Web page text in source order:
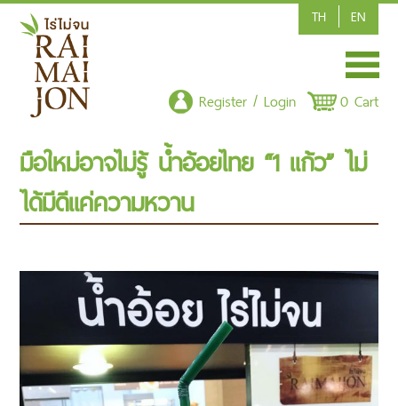
EN
TH
HOME
SHOP/PRODUCT
ARTICLE
CONTACT US
POLICY
CSR-CORPORATE SOCIAL RESPONSIBILITY
Register / Login 0 Cart
มือใหม่อาจไม่รู้ น้ำอ้อยไทย “1 แก้ว” ไม่
ได้มีดีแค่ความหวาน